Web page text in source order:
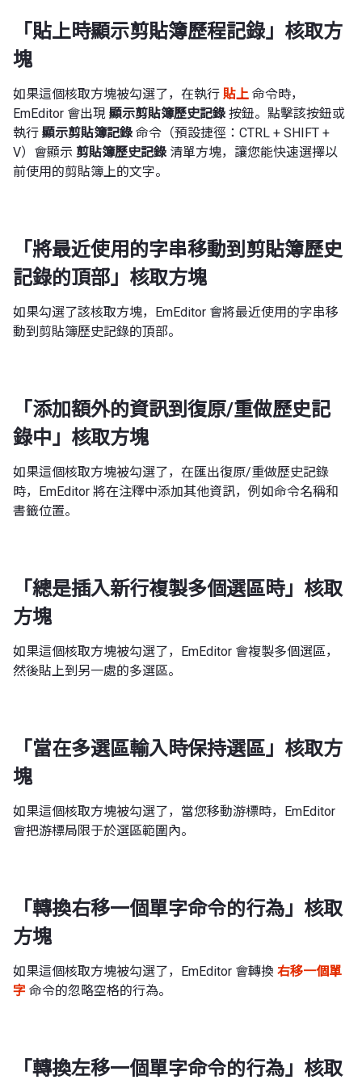
「貼上時顯示剪貼簿歷程記錄」核取方
塊
如果這個核取方塊被勾選了，在執行 貼上 命令時，
EmEditor 會出現 顯示剪貼簿歷史記錄按鈕。點擊該按鈕或
執行 顯示剪貼簿記錄命令（預設捷徑：CTRL + SHIFT +
V）會顯示 剪貼簿歷史記錄清單方塊，讓您能快速選擇以
前使用的剪貼簿上的文字。
「將最近使用的字串移動到剪貼簿歷史
記錄的頂部」核取方塊
如果勾選了該核取方塊，EmEditor 會將最近使用的字串移
動到剪貼簿歷史記錄的頂部。
「添加額外的資訊到復原/重做歷史記
錄中」核取方塊
如果這個核取方塊被勾選了，在匯出復原/重做歷史記錄
時，EmEditor 將在注釋中添加其他資訊，例如命令名稱和
書籤位置。
「總是插入新行複製多個選區時」核取
方塊
如果這個核取方塊被勾選了，EmEditor 會複製多個選區，
然後貼上到另一處的多選區。
「當在多選區輸入時保持選區」核取方
塊
如果這個核取方塊被勾選了，當您移動游標時，EmEditor
會把游標局限于於選區範圍內。
「轉換右移一個單字命令的行為」核取
方塊
如果這個核取方塊被勾選了，EmEditor 會轉換 右移一個單
字 命令的忽略空格的行為。
「轉換左移一個單字命令的行為」核取